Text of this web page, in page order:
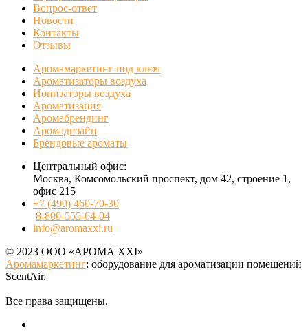
Вопрос-ответ
Новости
Контакты
Отзывы
Аромамаркетинг под ключ
Ароматизаторы воздуха
Ионизаторы воздуха
Ароматизация
Аромабрендинг
Аромадизайн
Брендовые ароматы
Центральный офис:
Москва, Комсомольский проспект, дом 42, строение 1,
офис 215
+7 (499) 460-70-30
8-800-555-64-04
info@aromaxxi.ru
© 2023 ООО «АРОМА XXI»
Аромамаркетинг: оборудование для ароматизации помещений
ScentAir.
Все права защищены.